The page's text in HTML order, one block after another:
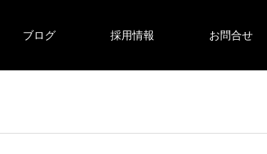
ブログ 採用情報 お問合せ